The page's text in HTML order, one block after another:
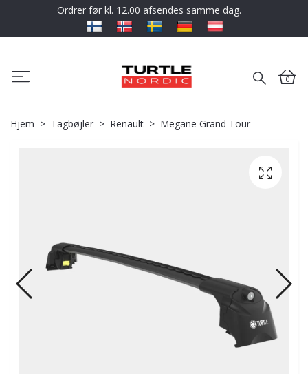
Ordrer før kl. 12.00 afsendes samme dag.
0
Hjem Tagbøjler Renault Megane Grand Tour